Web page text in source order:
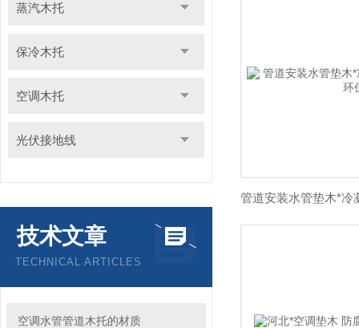
蒸汽木托
保冷木托
空调木托
光伏接地线
技术文章
TECHNICAL ARTICLES
空调水管管道木托的材质